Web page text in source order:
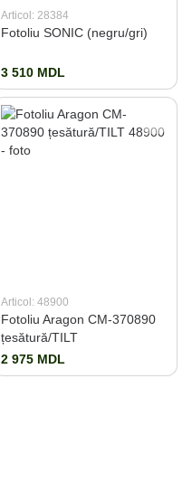
Articol: 28384
Fotoliu SONIC (negru/gri)
3 510 MDL
Articol: 48900
Fotoliu Aragon CM-370890
țesătură/TILT
2 975 MDL